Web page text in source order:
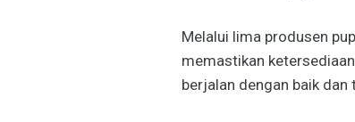
Melalui lima produsen
memastikan
berjalan dengan baik dan